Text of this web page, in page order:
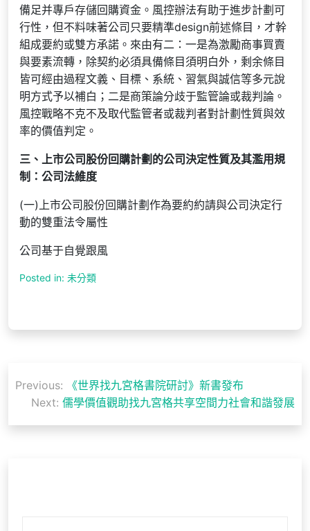
備足并專戶存儲回購資金。風控辦法有助于進步計劃可
行性，但不料味著公司只要精準design前述條目，才幹
組成要約或雙方承諾。來由有二：一是為激勵商事買賣
與要素流轉，除契約必須具備條目須明白外，剩余條目
皆可經由過程文義、目標、系統、習氣與誠信等多元說
明方式予以補白；二是商策論分歧于監管論或裁判論。
風控戰略不克不及取代監管者或裁判者對計劃性質與效
率的價值判定。
三、上市公司股份回購計劃的公司決定性質及其濫用規
制：公司法維度
(一)上市公司股份回購計劃作為要約約請與公司決定行
動的雙重法令屬性
公司基于自覺跟風
Posted in: 未分類
章
Previous:
《世界找九宮格書院研討》新書發布
Next: 儒學價值觀助找九宮格共享空間力社會和諧發展